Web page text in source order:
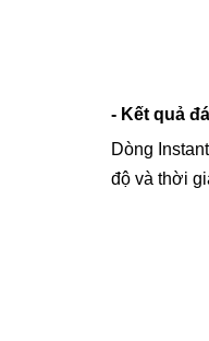
- Kết quả
Dòng
độ và thời